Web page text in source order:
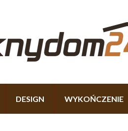
DESIGN WYKOŃCZENIE